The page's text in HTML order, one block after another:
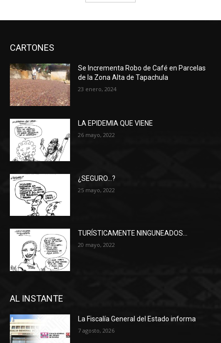
CARTONES
Se Incrementa Robo de Café en Parcelas
de la Zona Alta de Tapachula
23 enero, 2024
LA EPIDEMIA QUE VIENE
26 mayo, 2022
¿SEGURO…?
25 mayo, 2022
TURÍSTICAMENTE NINGUNEADOS…
20 mayo, 2022
AL INSTANTE
La Fiscalía General del Estado informa
7 agosto, 2026